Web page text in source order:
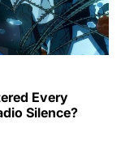
Every
Silence?